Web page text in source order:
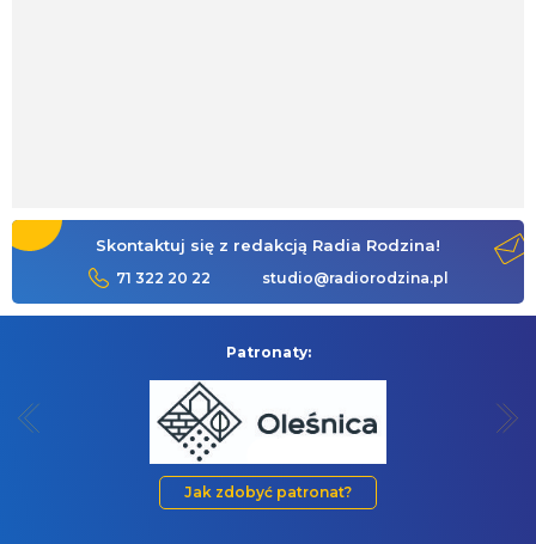
Skontaktuj się z redakcją Radia Rodzina!
71 322 20 22 studio@radiorodzina.pl
Patronaty:
Jak zdobyć patronat?